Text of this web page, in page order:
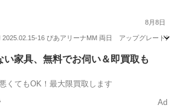
8月8日
2025.02.15-16 ぴあアリーナMM 両日 アップグレード
駅 ノベルティグッズ トレカ
い家具、無料でお伺い＆即買取も
くてもOK！最大限買取します
Ad